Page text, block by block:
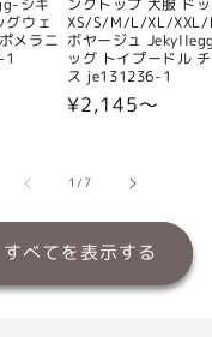
ウェ
メラニ
1
XS/S/M/L/XL/XXL/
ボヤージュ
ッグ トイプードル
ス je131236-1
通
格
¥2,145〜
1/の
7
すべてを表示する